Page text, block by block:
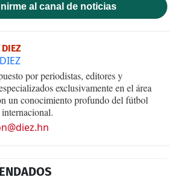
al canal de noticias
DIEZ
por periodistas, editores y
exclusivamente en el área
un conocimiento profundo del fútbol